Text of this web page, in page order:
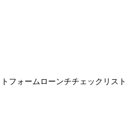
フォームローンチチェックリスト